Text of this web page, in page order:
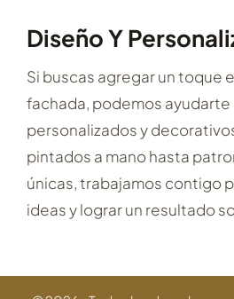
Diseño Y
Si buscas agregar un toque
fachada, podemos ayudarte
personalizados y
pintados a mano hasta
únicas, trabajamos contigo
ideas y lograr un resultado